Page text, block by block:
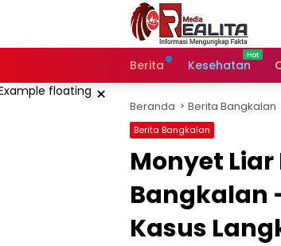
Berita Kesehatan
× Beranda Berita Bangkalan
Berita Bangkalan
Monyet
Bangkalan
Kasus